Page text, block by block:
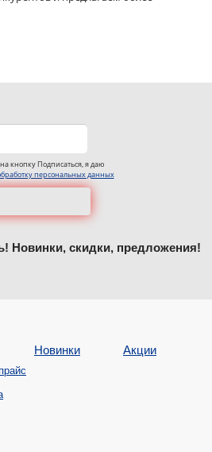
кнопку Подписаться, я даю
персональных данных
Новинки, скидки, предложения!
Новинки Акции